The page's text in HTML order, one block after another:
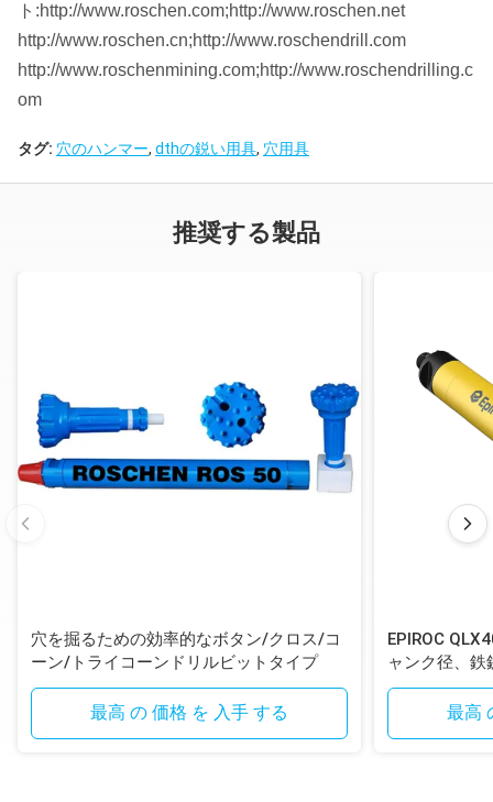
ト:http://www.roschen.com;http://www.roschen.net
http://www.roschen.cn;http://www.roschendrill.com
http://www.roschenmining.com;http://www.roschendrilling.c
om
タグ: 穴のハンマー, dthの鋭い用具, 穴用具
推奨する製品
穴を掘るための効率的なボタン/クロス/コ
ーン/トライコーンドリルビットタイプ
最高 の 価格 を 入手 する
EPIROC
ャンク径、
ンシャンク付
最高